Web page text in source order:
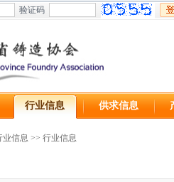
验证码
行业信息 供求信息
业信息 >> 行业信息